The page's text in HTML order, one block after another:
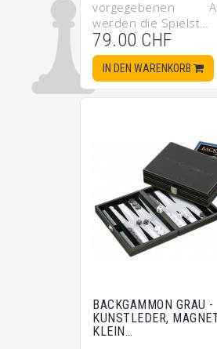
vorgegebenen
werden die Spielst…
79.00 CHF
IN DEN WARENKORB
BACKGAMMON GRAU -
KUNSTLEDER,
KLEIN…